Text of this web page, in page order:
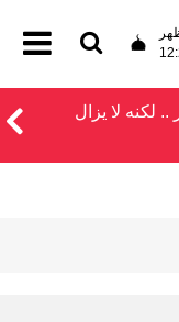
مليار دولار .. لكنه لا يزال